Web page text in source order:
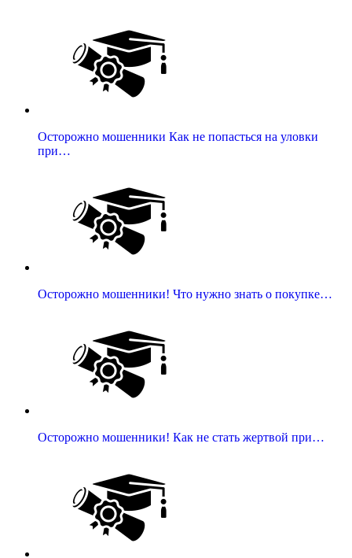
Осторожно мошенники Как не попасться на уловки
при…
Осторожно мошенники! Что нужно знать о покупке…
Осторожно мошенники! Как не стать жертвой при…